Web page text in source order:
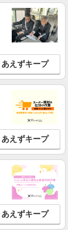
あえずキープ
あえずキープ
あえずキープ